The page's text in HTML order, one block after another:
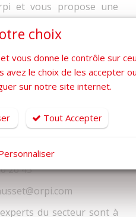
et vous propose une
bien pour lancer votre
accompagnement pour
Orpi Cabanis Le
- Boulevard de la
26 45
du secteur sont à
choix
vous donne le contrôle sur
avez le choix de les accepter
sur notre site internet.
Tout Accepter